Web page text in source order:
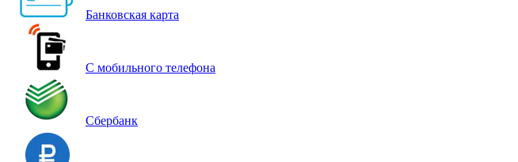
Банковская карта
С мобильного телефона
Сбербанк